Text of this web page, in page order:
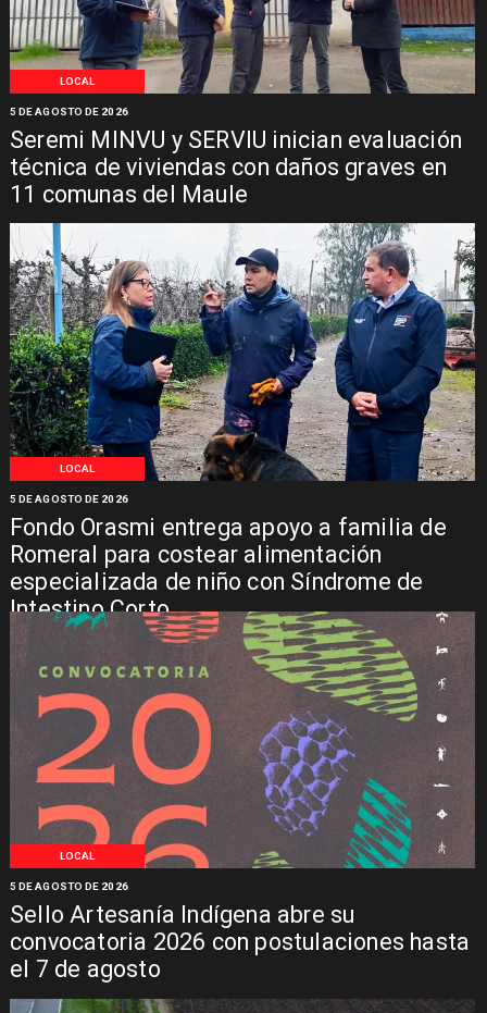
LOCAL
Seremi MINVU y SERVIU inician evaluación
técnica de viviendas con daños graves en
11 comunas del Maule
5 DE AGOSTO DE 2026
LOCAL
Fondo Orasmi entrega apoyo a familia de
Romeral para costear alimentación
especializada de niño con Síndrome de
Intestino Corto
5 DE AGOSTO DE 2026
LOCAL
Sello Artesanía Indígena abre su
convocatoria 2026 con postulaciones hasta
el 7 de agosto
5 DE AGOSTO DE 2026